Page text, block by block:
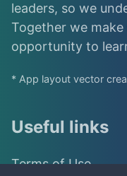
leaders, so we
Together we
opportunity to
* App layout vector
Useful links
Terms of Use